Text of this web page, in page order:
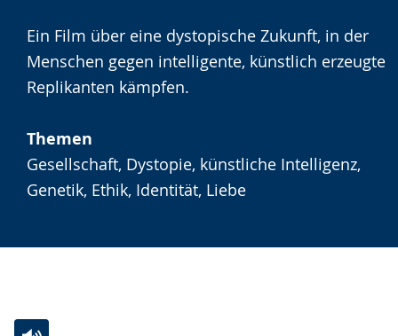
Gebärdensprache
wird
angezeigt.
Ein Film über eine dystopische Zukunft, in der
Menschen gegen intelligente, künstlich erzeugte
Replikanten kämpfen.
Themen
Gesellschaft, Dystopie, künstliche Intelligenz,
Genetik, Ethik, Identität, Liebe